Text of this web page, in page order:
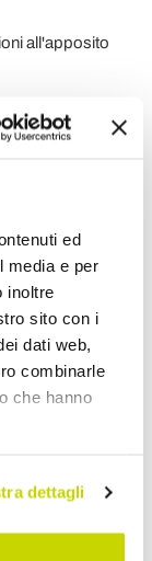
ed
media e per
inoltre
sito con i
dati web,
combinarle
che hanno
dettagli
all'apposito
opinione.